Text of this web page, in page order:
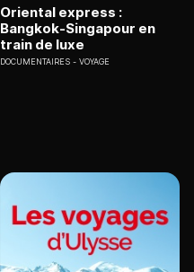
Oriental express :
Bangkok-Singapour en
train de luxe
DOCUMENTAIRES VOYAGE